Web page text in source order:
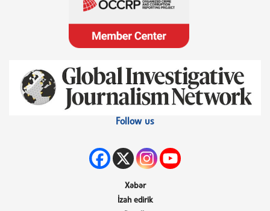
Follow us
Xəbər
İzah edirik